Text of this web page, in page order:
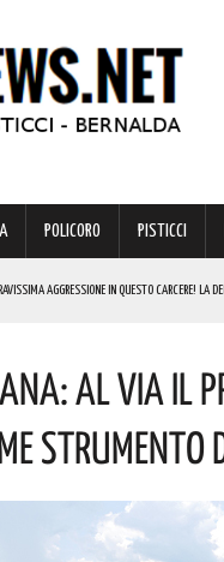
POLICORO PISTICCI
AGGRESSIONE IN QUESTO CARCERE! LA
PORTARE SUL PALCO L’ENERGIA DI “GRANDE
ALLO STUDIO: IPOTESI PATENTE A 17 ANNI E
Al Via Il
Strumento